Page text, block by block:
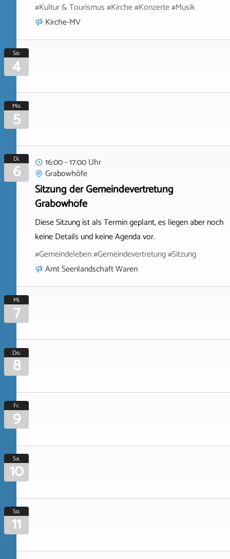
#Kultur & Tourismus #Kirche #Konzerte #Musik
Kirche-MV
So.
4
Mo.
5
Di.
6
16:00 - 17:00 Uhr
Grabowhöfe
Sitzung der Gemeindevertretung
Grabowhöfe
Diese Sitzung ist als Termin geplant, es liegen aber noch
keine Details und keine Agenda vor.
#Gemeindeleben #Gemeindevertretung #Sitzung
Amt Seenlandschaft Waren
Mi.
7
Do.
8
Fr.
9
Sa.
10
So.
11